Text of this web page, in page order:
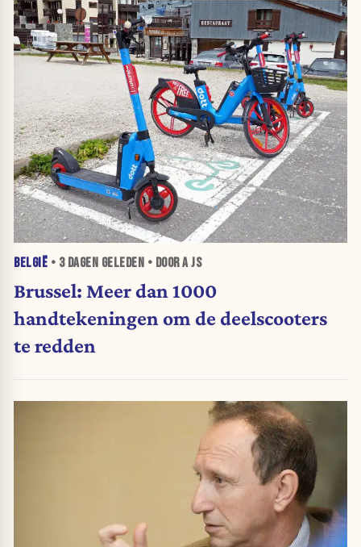
BELGIË • 3 DAGEN GELEDEN • DOOR A JS
Brussel: Meer dan 1000
handtekeningen om de deelscooters
te redden